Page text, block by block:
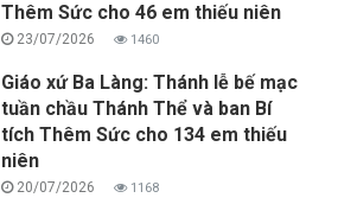
Thêm Sức cho 46 em thiếu niên
23/07/2026 1460
Giáo xứ Ba Làng: Thánh lễ bế mạc
tuần chầu Thánh Thể và ban Bí
tích Thêm Sức cho 134 em thiếu
niên
20/07/2026 1168